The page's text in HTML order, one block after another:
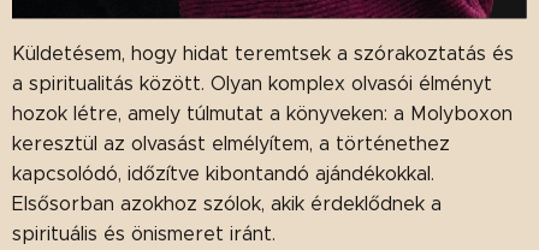
Küldetésem, hogy hidat teremtsek a szórakoztatás és
a spiritualitás között. Olyan komplex olvasói élményt
hozok létre, amely túlmutat a könyveken: a Molyboxon
keresztül az olvasást elmélyítem, a történethez
kapcsolódó, időzítve kibontandó ajándékokkal.
Elsősorban azokhoz szólok, akik érdeklődnek a
spirituális és önismeret iránt.